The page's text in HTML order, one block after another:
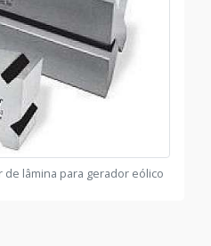
de lâmina para gerador eólico